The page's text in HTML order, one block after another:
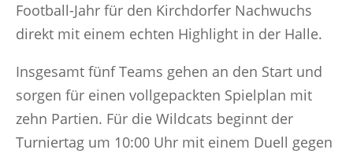
Football-Jahr für den Kirchdorfer Nachwuchs
direkt mit einem echten Highlight in der Halle.
Insgesamt fünf Teams gehen an den Start und
sorgen für einen vollgepackten Spielplan mit
zehn Partien. Für die Wildcats beginnt der
Turniertag um 10:00 Uhr mit einem Duell gegen